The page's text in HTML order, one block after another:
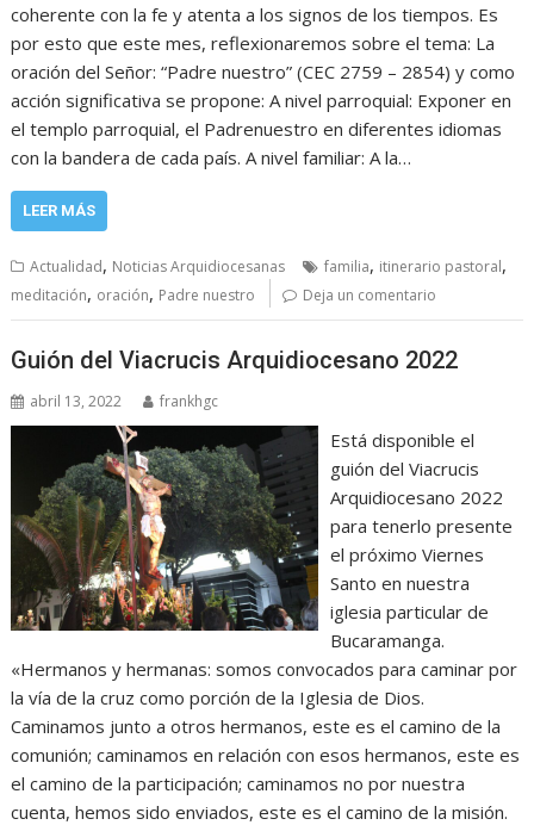
coherente con la fe y atenta a los signos de los tiempos. Es
por esto que este mes, reflexionaremos sobre el tema: La
oración del Señor: “Padre nuestro” (CEC 2759 – 2854) y como
acción significativa se propone: A nivel parroquial: Exponer en
el templo parroquial, el Padrenuestro en diferentes idiomas
con la bandera de cada país. A nivel familiar: A la…
LEER MÁS
Actualidad, Noticias Arquidiocesanas familia, itinerario pastoral,
meditación, oración, Padre nuestro Deja un comentario
Guión del Viacrucis Arquidiocesano 2022
abril 13, 2022 frankhgc
Está disponible el
guión del Viacrucis
Arquidiocesano 2022
para tenerlo presente
el próximo Viernes
Santo en nuestra
iglesia particular de
Bucaramanga.
«Hermanos y hermanas: somos convocados para caminar por
la vía de la cruz como porción de la Iglesia de Dios.
Caminamos junto a otros hermanos, este es el camino de la
comunión; caminamos en relación con esos hermanos, este es
el camino de la participación; caminamos no por nuestra
cuenta, hemos sido enviados, este es el camino de la misión.